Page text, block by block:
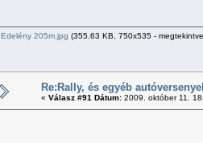
Edelény 205m.jpg (355.63 KB, 750x535 -
Re:Rally, és egyéb
« Válasz #91 Dátum: 2009. október 11.